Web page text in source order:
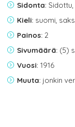
Sidonta:
Kieli: suomi,
Painos: 2
Sivumäärä: (5)
Vuosi: 1916
Muuta: jonkin